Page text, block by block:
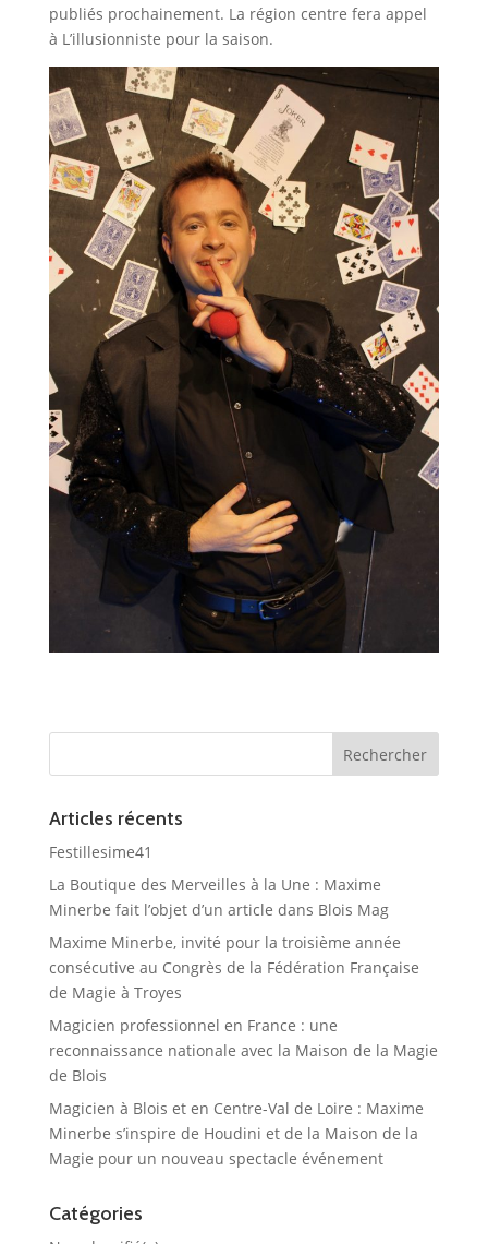
publiés prochainement. La région centre fera appel
à L’illusionniste pour la saison.
Articles récents
Festillesime41
La Boutique des Merveilles à la Une : Maxime
Minerbe fait l’objet d’un article dans Blois Mag
Maxime Minerbe, invité pour la troisième année
consécutive au Congrès de la Fédération Française
de Magie à Troyes
Magicien professionnel en France : une
reconnaissance nationale avec la Maison de la Magie
de Blois
Magicien à Blois et en Centre-Val de Loire : Maxime
Minerbe s’inspire de Houdini et de la Maison de la
Magie pour un nouveau spectacle événement
Catégories